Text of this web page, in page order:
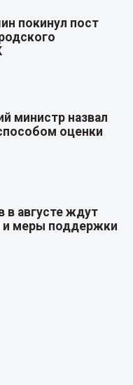
покинул пост
министр назвал
оценки
в августе ждут
и меры поддержки